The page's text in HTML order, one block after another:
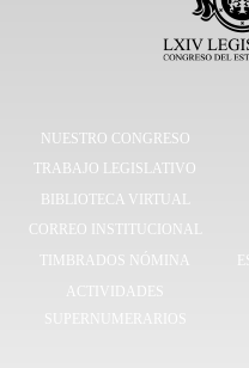
NUESTRO CONGRESO
TRABAJO LEGISLATIVO
BIBLIOTECA VIRTUAL
CORREO INSTITUCIONAL
TIMBRADOS NÓMINA
ACTIVIDADES
SUPERNUMERARIOS